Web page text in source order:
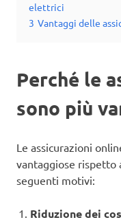
elettrici
3 Vantaggi delle
Perché le
sono più
Le assicurazioni
vantaggiose rispetto
seguenti motivi:
Riduzione dei